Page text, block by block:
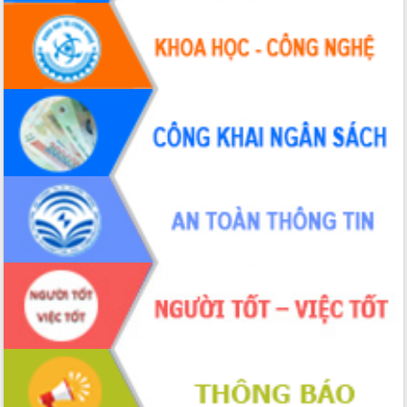
Tháo gỡ những vướng mắc, đẩy mạnh
công tác cải cách thủ tục hành chính
tại Trung tâm Phục vụ hành chính
công tỉnh
Đắk Lắk: Tôn vinh 46 giải pháp tại Hội
thi Sáng tạo Kỹ thuật 2024 - 2025
Đắk Lắk rà soát, điều chỉnh Đề án 190
về phát triển nuôi trồng thủy sản
Phó Chủ tịch UBND tỉnh Đắk Lắk
Trương Công Thái kiểm tra thực địa
Dự án cao tốc Khánh Hòa - Buôn Ma
Thuột
Định vị cà phê Việt Nam như một “di
sản sống” trong dòng chảy toàn cầu
Xây dựng nông thôn mới: Nâng cao đời
sống người dân từ những mô hình thiết
thực
Quyết liệt tháo gỡ vướng mắc, đẩy
nhanh tiến độ các dự án trọng điểm
trong Khu kinh tế Nam Phú Yên